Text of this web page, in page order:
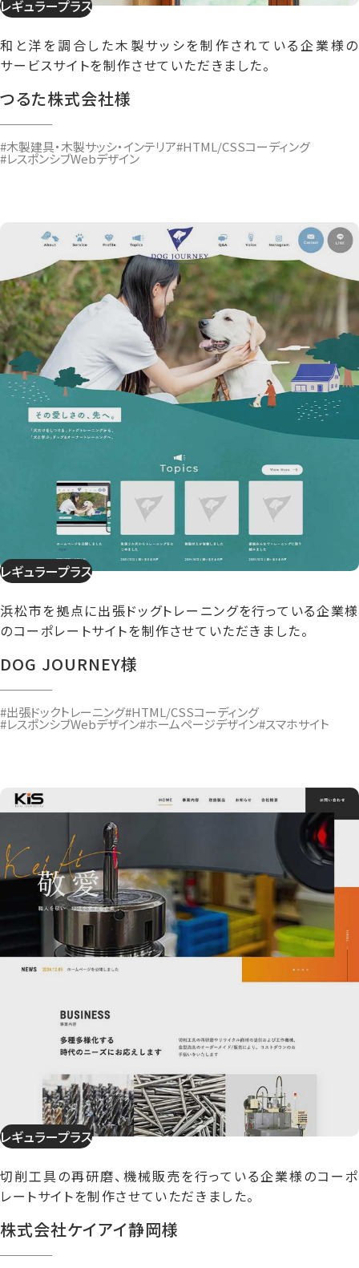
レギュラープラス
和と洋を調合した木製サッシを制作されている企業様の
サービスサイトを制作させていただきました。
つるた株式会社様
#木製建具・木製サッシ・インテリア#HTML/CSSコーディング
#レスポンシブWebデザイン
レギュラープラス
浜松市を拠点に出張ドッグトレーニングを行っている企業様
のコーポレートサイトを制作させていただきました。
DOG JOURNEY様
#出張ドックトレーニング#HTML/CSSコーディング
#レスポンシブWebデザイン#ホームページデザイン#スマホサイト
レギュラープラス
切削工具の再研磨、機械販売を行っている企業様のコーポ
レートサイトを制作させていただきました。
株式会社ケイアイ静岡様